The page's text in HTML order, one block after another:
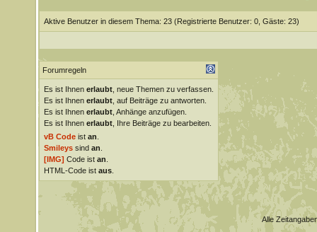
Aktive Benutzer in diesem Thema: 23 (Registrierte Benutzer: 0, Gäste: 23)
Forumregeln
Es ist Ihnen erlaubt, neue Themen zu verfassen.
Es ist Ihnen erlaubt, auf Beiträge zu antworten.
Es ist Ihnen erlaubt, Anhänge anzufügen.
Es ist Ihnen erlaubt, Ihre Beiträge zu bearbeiten.
vB Codeist an
Smileyssind an
[IMG] Code ist an
HTML-Code ist aus.
Alle